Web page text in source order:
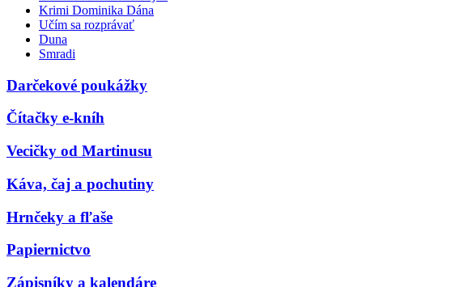
Krimi Dominika Dána
Učím sa rozprávať
Duna
Smradi
Darčekové poukážky
Čítačky e-kníh
Vecičky od Martinusu
Káva, čaj a pochutiny
Hrnčeky a fľaše
Papiernictvo
Zápisníky a kalendáre